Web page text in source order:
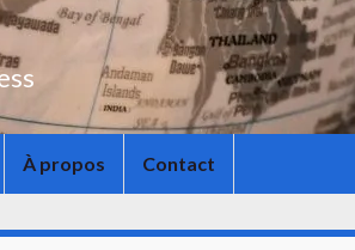
À propos Contact